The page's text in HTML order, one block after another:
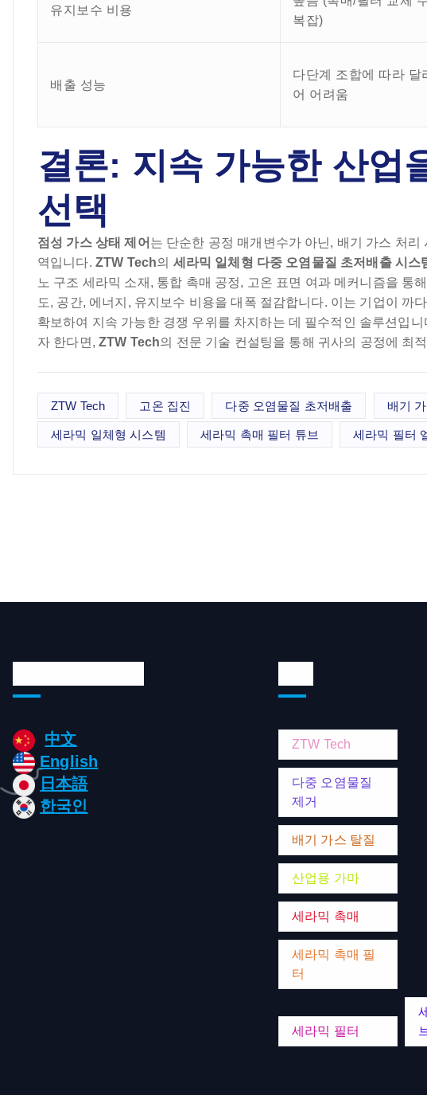
유지보수 비용
복잡)
배출 성능
다단계 조합에 따라 달
어 어려움
결론: 지속 가능한 산업
선택
점성 가스 상태 제어 는 단순한 공정 매개변수가 아닌, 배기 가스 처
역입니다. ZTW Tech의 세라믹 일체형 다중 오염물질 초저배출 시스
노 구조 세라믹 소재, 통합 촉매 공정, 고온 표면 여과 메커니즘을 통해
도, 공간, 에너지, 유지보수 비용을 대폭 절감합니다. 이는 기업이 까
확보하여 지속 가능한 경쟁 우위를 차지하는 데 필수적인 솔루션입
자 한다면,ZTW Tech의 전문 기술 컨설팅을 통해 귀사의 공정에 최
ZTW Tech 고온 집진 다중 오염물질 초저배출 배기
세라믹 일체형 시스템 세라믹 촉매 필터 튜브 세라믹 필터
中文
English
日本語
한국인
ZTW Tech
다중 오염물질
제거
배기 가스 탈질
산업용 가마
세라믹 촉매
세라믹 촉매 필
터
세라믹 필터